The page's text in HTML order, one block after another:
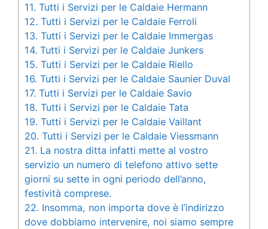
11. Tutti i Servizi per le Caldaie Hermann
12. Tutti i Servizi per le Caldaie Ferroli
13. Tutti i Servizi per le Caldaie Immergas
14. Tutti i Servizi per le Caldaie Junkers
15. Tutti i Servizi per le Caldaie Riello
16. Tutti i Servizi per le Caldaie Saunier Duval
17. Tutti i Servizi per le Caldaie Savio
18. Tutti i Servizi per le Caldaie Tata
19. Tutti i Servizi per le Caldaie Vaillant
20. Tutti i Servizi per le Caldaie Viessmann
21. La nostra ditta infatti mette al vostro
servizio un numero di telefono attivo sette
giorni su sette in ogni periodo dell’anno,
festività comprese.
22. Insomma, non importa dove è l’indirizzo
dove dobbiamo intervenire, noi siamo sempre